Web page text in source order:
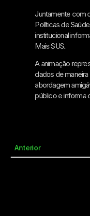
Juntamente com
Políticas de
institucional
Mais SUS.
A animação
dados de
abordagem
público e informa
Anterior